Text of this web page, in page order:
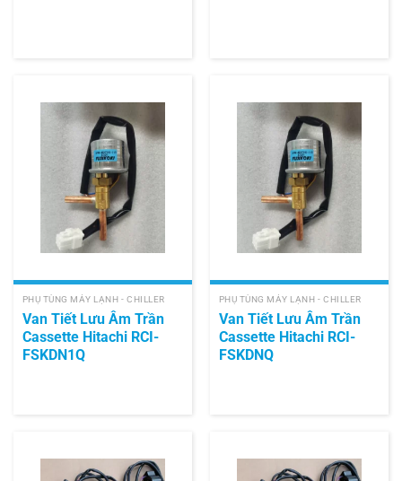
PHỤ TÙNG MÁY LẠNH - CHILLER
Van Tiết Lưu Âm Trần
Cassette Hitachi RCI-
FSKDN1Q
PHỤ TÙNG MÁY LẠNH - CHILLER
Van Tiết Lưu Âm Trần
Cassette Hitachi RCI-
FSKDNQ